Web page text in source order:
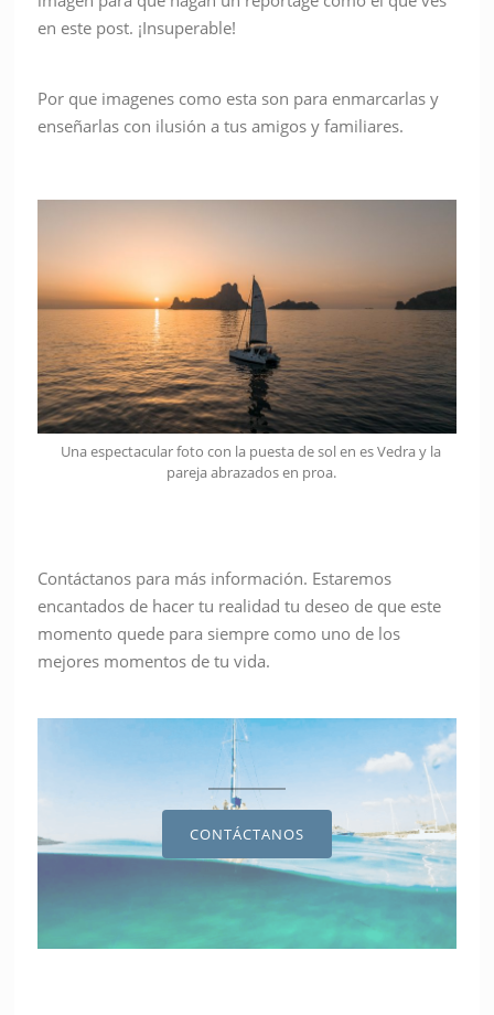
en este post. ¡Insuperable!
Por que imagenes como esta son para enmarcarlas y
enseñarlas con ilusión a tus amigos y familiares.
Una espectacular foto con la puesta de sol en es Vedra y la
pareja abrazados en proa.
Contáctanos para más información. Estaremos
encantados de hacer tu realidad tu deseo de que este
momento quede para siempre como uno de los
mejores momentos de tu vida.
CONTÁCTANOS